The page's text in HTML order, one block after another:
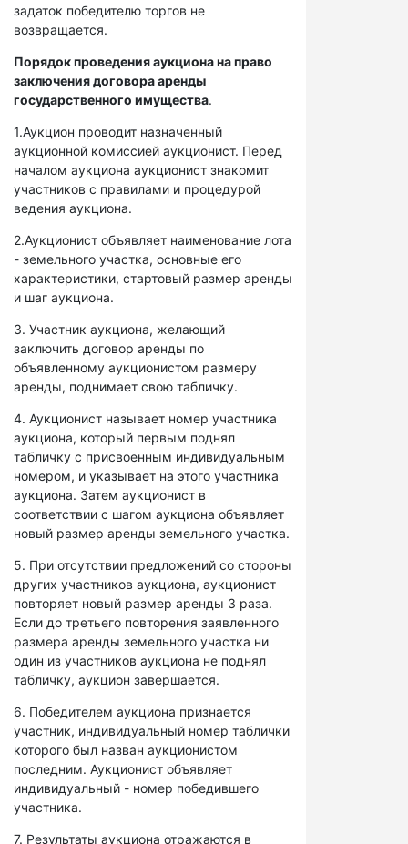
задаток победителю торгов не
возвращается.
Порядок проведения аукциона на право
заключения договора аренды
государственного имущества.
1.Аукцион проводит назначенный
аукционной комиссией аукционист. Перед
началом аукциона аукционист знакомит
участников с правилами и процедурой
ведения аукциона.
2.Аукционист объявляет наименование лота
- земельного участка, основные его
характеристики, стартовый размер аренды
и шаг аукциона.
3. Участник аукциона, желающий
заключить договор аренды по
объявленному аукционистом размеру
аренды, поднимает свою табличку.
4. Аукционист называет номер участника
аукциона, который первым поднял
табличку с присвоенным индивидуальным
номером, и указывает на этого участника
аукциона. Затем аукционист в
соответствии с шагом аукциона объявляет
новый размер аренды земельного участка.
5. При отсутствии предложений со стороны
других участников аукциона, аукционист
повторяет новый размер аренды 3 раза.
Если до третьего повторения заявленного
размера аренды земельного участка ни
один из участников аукциона не поднял
табличку, аукцион завершается.
6. Победителем аукциона признается
участник, индивидуальный номер таблички
которого был назван аукционистом
последним. Аукционист объявляет
индивидуальный - номер победившего
участника.
7. Результаты аукциона отражаются в